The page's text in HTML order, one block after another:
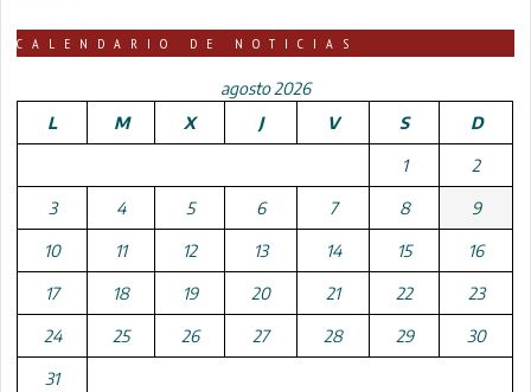
CALENDARIO DE NOTICIAS
agosto 2026
L
M X J V S D
1 2
3 4 5 6 7 8 9
10 11 12 13 14 15 16
17 18 19 20 21 22 23
24 25 26 27 28 29 30
31